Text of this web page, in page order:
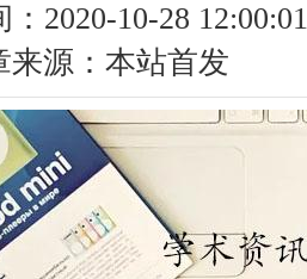
2020-10-28 12:00:01
来源：本站首发